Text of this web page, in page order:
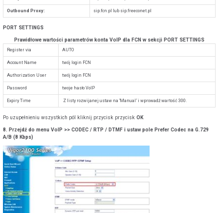
Outbound Proxy: sip.fcn.pl lub sip.freeconet.pl
PORT SETTINGS
Prawidłowe wartości parametrów konta VoIP dla FCN w sekcji PORT SETTINGS
Register via AUTO
Account Name twój login FCN
Authorization User twój login FCN
Password twoje hasło VoIP
Expiry Time Z listy rozwijanej ustaw na ‘Manual’ i wprowadź wartość 300.
Po uzupełnieniu wszystkich pól kliknij przycisk przyciskOK
8. Przejdź do menu VoIP >> CODEC / RTP / DTMF i ustaw pole Prefer Codec na G.729
A/B (8 Kbps)